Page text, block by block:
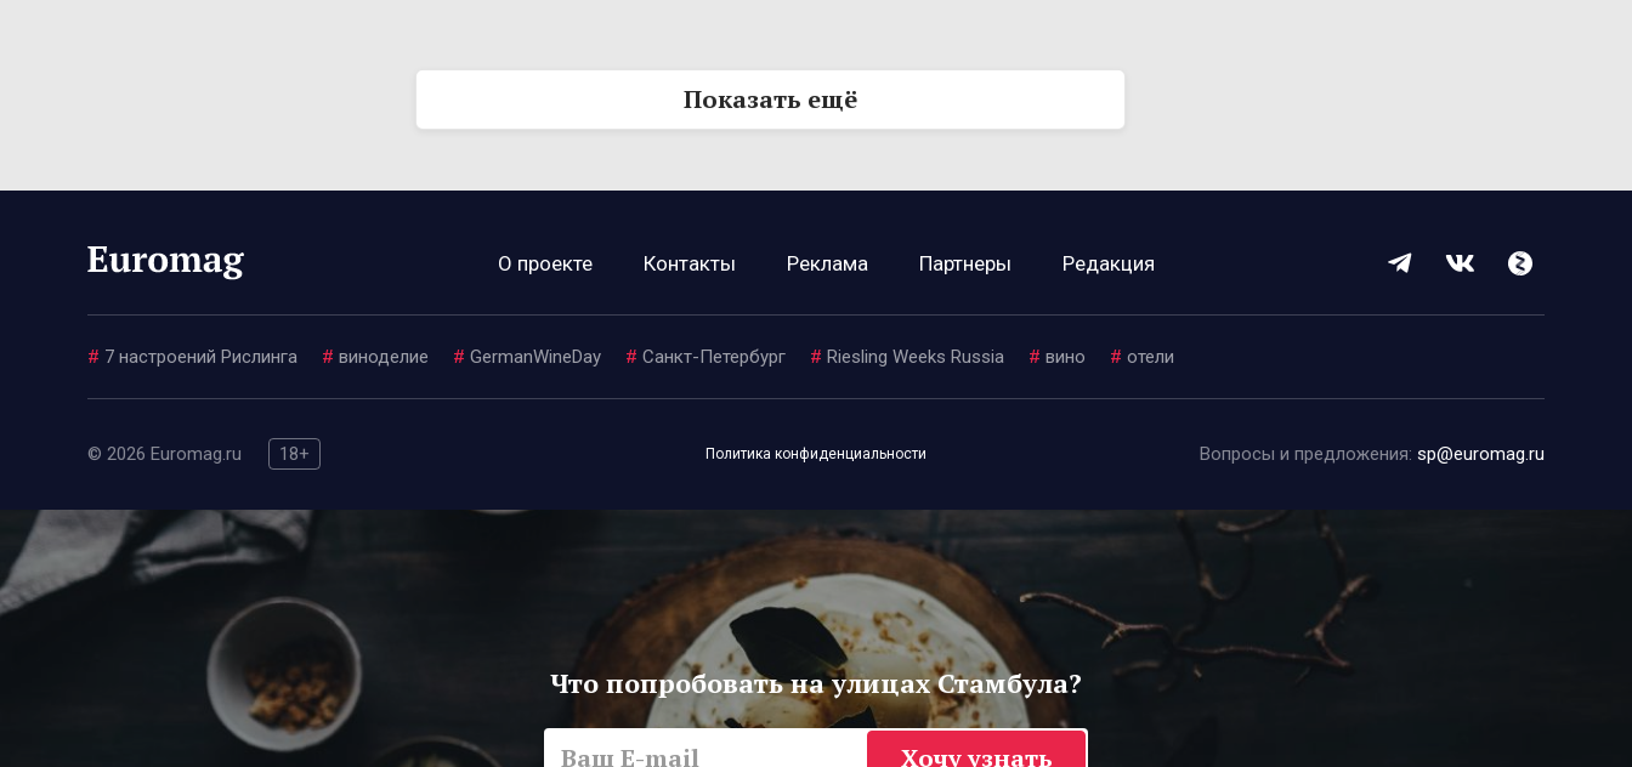
Показать ещё
О проекте Контакты Реклама Партнеры Редакция
# 7 настроений Рислинга # виноделие # GermanWineDay # Санкт-Петербург # Riesling Weeks Russia # вино # отели
© 2026 Euromag.ru 18+ Политика конфиденциальности Вопросы и предложения: sp@euromag.ru
Что попробовать на улицах Стамбула?
Хочу узнать